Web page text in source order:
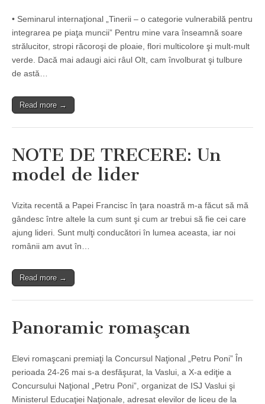
• Seminarul internaţional „Tinerii – o categorie vulnerabilă pentru
integrarea pe piaţa muncii” Pentru mine vara înseamnă soare
strălucitor, stropi răcoroşi de ploaie, flori multicolore şi mult-mult
verde. Dacă mai adaugi aici râul Olt, cam învolburat şi tulbure
de astă…
Read more →
NOTE DE TRECERE: Un
model de lider
Vizita recentă a Papei Francisc în ţara noastră m-a făcut să mă
gândesc între altele la cum sunt şi cum ar trebui să fie cei care
ajung lideri. Sunt mulţi conducători în lumea aceasta, iar noi
românii am avut în…
Read more →
Panoramic romaşcan
Elevi romaşcani premiaţi la Concursul Naţional „Petru Poni” În
perioada 24-26 mai s-a desfăşurat, la Vaslui, a X-a ediţie a
Concursului Naţional „Petru Poni”, organizat de ISJ Vaslui şi
Ministerul Educaţiei Naţionale, adresat elevilor de liceu de la